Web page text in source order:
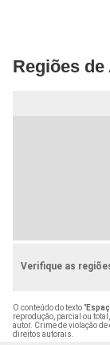
Regiões
Verifique as
O conteúdo do texto "
reprodução, parcial ou
autor. Crime de violação
direitos autorais